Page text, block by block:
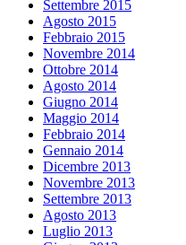
Settembre 2015
Agosto 2015
Febbraio 2015
Novembre 2014
Ottobre 2014
Agosto 2014
Giugno 2014
Maggio 2014
Febbraio 2014
Gennaio 2014
Dicembre 2013
Novembre 2013
Settembre 2013
Agosto 2013
Luglio 2013